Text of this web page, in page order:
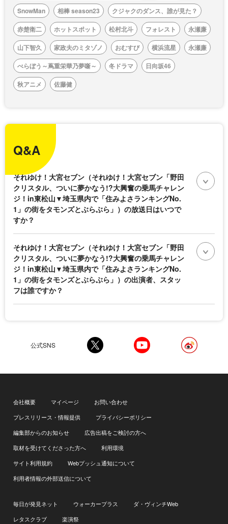
SnowMan
相棒 season23
クジャクのダンス、誰が見た？
赤楚衛二
ホットスポット 松村北斗 フォレスト
永瀬廉
山下智久
家政夫のミタゾノ おむすび 横浜流星
永瀬廉
べらぼう～蔦重栄華乃夢噺～
冬ドラマ
日向坂46
秋アニメ
佐藤健
Q&A
それゆけ！大宮セブン（それゆけ！大宮セブン「野田
クリスタル、ついに夢かなう!?大興奮の乗馬チャレン
ジ！in東松山▼埼玉県内で「住みよさランキングNo.
1」の街をタモンズとぶらぶら」）の放送日はいつで
すか？
それゆけ！大宮セブン（それゆけ！大宮セブン「野田
クリスタル、ついに夢かなう!?大興奮の乗馬チャレン
ジ！in東松山▼埼玉県内で「住みよさランキングNo.
1」の街をタモンズとぶらぶら」）の出演者、スタッ
フは誰ですか？
公式SNS
会社概要 マイページ
お問い合わせ
プレスリリース・情報提供
プライバシーポリシー
編集部からのお知らせ
広告出稿をご検討の方へ
取材を受けてくださった方へ
利用環境
サイト利用規約
Webプッシュ通知について
利用者情報の外部送信について
毎日が発見ネット ウォーカープラス
ダ・ヴィンチWeb
レタスクラブ
楽演祭